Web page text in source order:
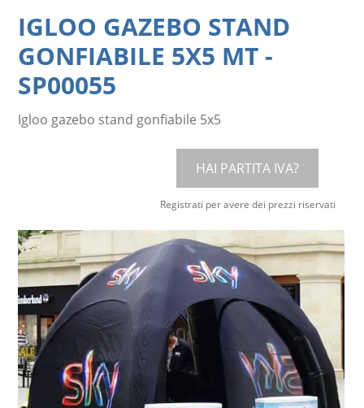
IGLOO GAZEBO STAND
GONFIABILE 5X5 MT -
SP00055
Igloo gazebo stand gonfiabile 5x5
HAI PARTITA IVA?
Registrati per avere dei prezzi riservati